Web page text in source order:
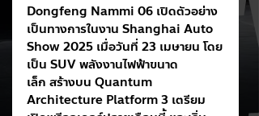
Dongfeng Nammi 06 เปิดตัวอย่าง
เป็นทางการในงาน Shanghai Auto
Show 2025 เมื่อวันที่ 23 เมษายน โดย
เป็น SUV พลังงานไฟฟ้าขนาด
เล็ก สร้างบน Quantum
Architecture Platform 3 เตรียม